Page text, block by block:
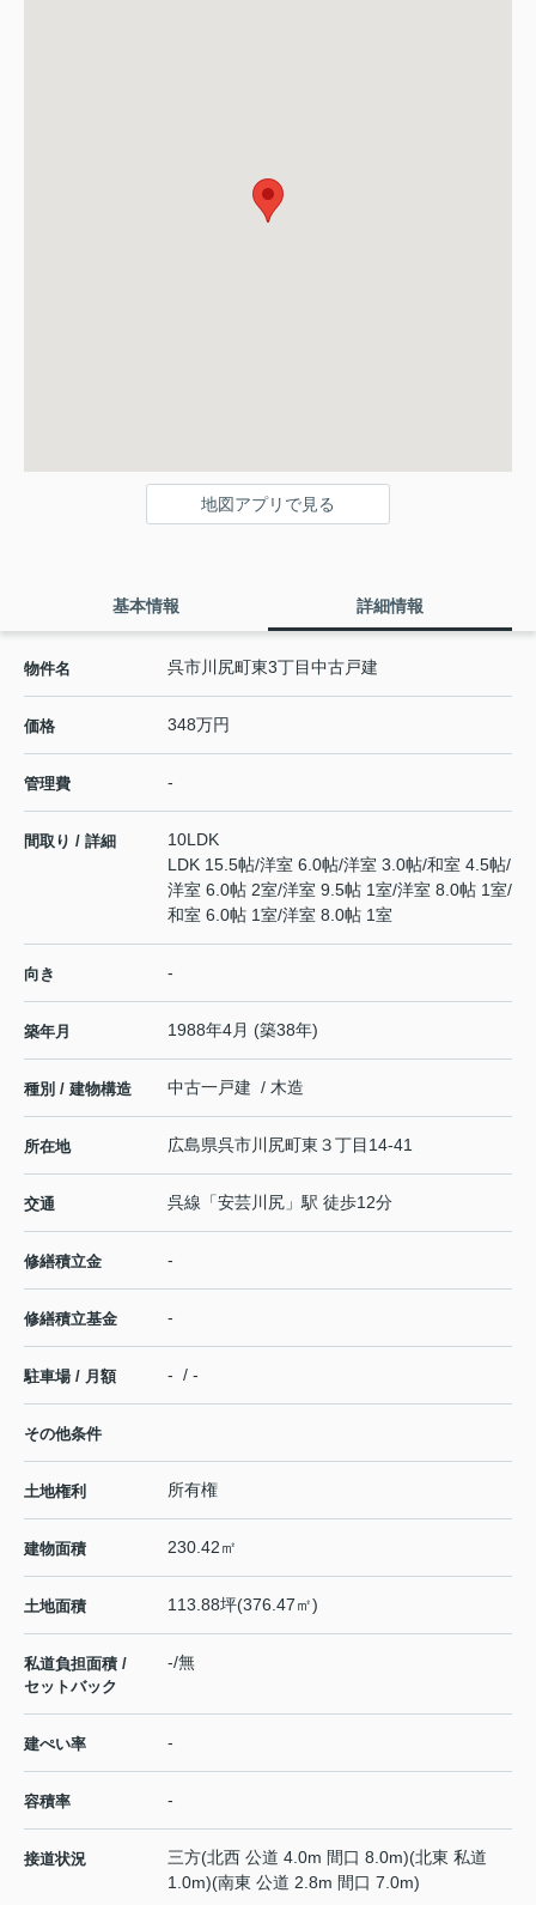
地図アプリで見る
基本情報 詳細情報
物件名 呉市川尻町東3丁目中古戸建
価格 348万円
管理費 -
間取り / 詳細
10LDK
LDK 15.5帖/洋室 6.0帖/洋室 3.0帖/和室 4.5帖/
洋室 6.0帖 2室/洋室 9.5帖 1室/洋室 8.0帖 1室/
和室 6.0帖 1室/洋室 8.0帖 1室
向き -
築年月 1988年4月 (築38年)
種別 / 建物構造 中古一戸建 / 木造
所在地 広島県呉市川尻町東 ３丁目14-41
交通 呉線 「安芸川尻 」駅 徒歩12分
修繕積立金 -
修繕積立基金 -
駐車場 / 月額 - / -
その他条件
土地権利 所有権
建物面積 230.42㎡
土地面積 113.88坪(376.47㎡)
私道負担面積 /
セットバック
-/無
建ぺい率 -
容積率 -
接道状況
三方(北西 公道 4.0m 間口 8.0m)(北東 私道
1.0m)(南東 公道 2.8m 間口 7.0m)